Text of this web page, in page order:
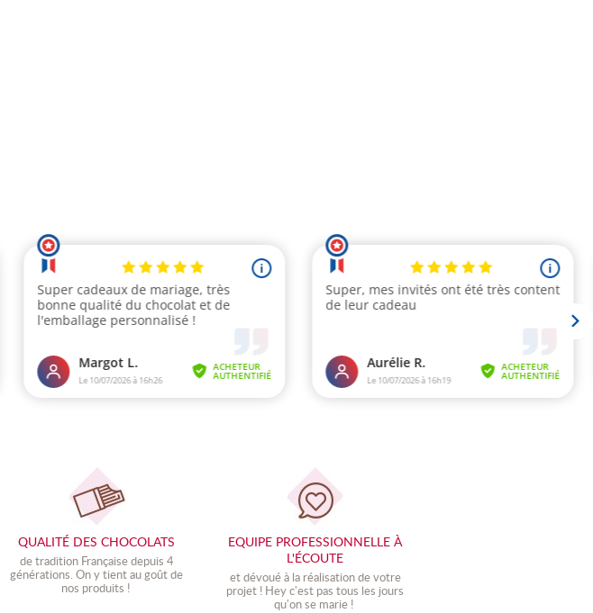
QUALITÉ DES CHOCOLATS
de tradition Française depuis 4
générations. On y tient au goût de
nos produits !
EQUIPE PROFESSIONNELLE À
L'ÉCOUTE
et dévoué à la réalisation de votre
projet ! Hey c'est pas tous les jours
qu'on se marie !